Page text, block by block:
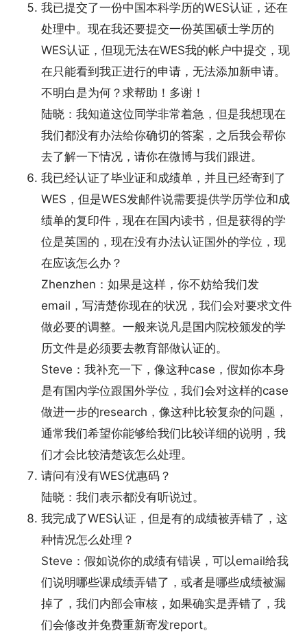
我已提交了一份中国本科学历的WES认证，还在
处理中。现在我还要提交一份英国硕士学历的
WES认证，但现无法在WES我的帐户中提交，现
在只能看到我正进行的申请，无法添加新申请。
不明白是为何？求帮助！多谢！
陆晓：我知道这位同学非常着急，但是我想现在
我们都没有办法给你确切的答案，之后我会帮你
去了解一下情况，请你在微博与我们跟进。
我已经认证了毕业证和成绩单，并且已经寄到了
WES，但是WES发邮件说需要提供学历学位和成
绩单的复印件，现在在国内读书，但是获得的学
位是英国的，现在没有办法认证国外的学位，现
在应该怎么办？
Zhenzhen：如果是这样，你不妨给我们发
email，写清楚你现在的状况，我们会对要求文件
做必要的调整。一般来说凡是国内院校颁发的学
历文件是必须要去教育部做认证的。
Steve：我补充一下，像这种case，假如你本身
是有国内学位跟国外学位，我们会对这样的case
做进一步的research，像这种比较复杂的问题，
通常我们希望你能够给我们比较详细的说明，我
们才会比较清楚该怎么处理。
请问有没有WES优惠码？
陆晓：我们表示都没有听说过。
我完成了WES认证，但是有的成绩被弄错了，这
种情况怎么处理？
Steve：假如说你的成绩有错误，可以email给我
们说明哪些课成绩弄错了，或者是哪些成绩被漏
掉了，我们内部会审核，如果确实是弄错了，我
们会修改并免费重新寄发report。